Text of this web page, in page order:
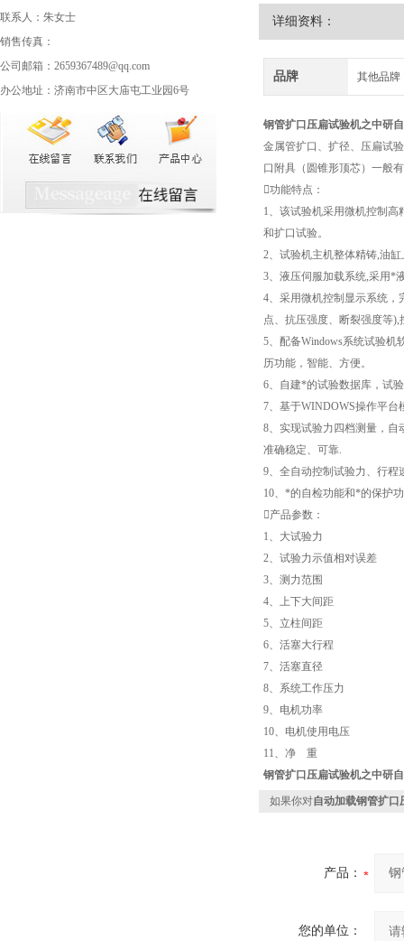
联系人：朱女士
销售传真：
公司邮箱：2659367489@qq.com
办公地址：济南市中区大庙屯工业园6号
详细资料：
品牌 其他品牌
钢管扩口压扁试验机之中研
金属管扩口、扩径、压扁试
口附具（圆锥形顶芯）一般
功能特点：
1、该试验机采用微机控制
和扩口试验。
2、试验机主机整体精铸,油
3、液压伺服加载系统,采用*
4、采用微机控制显示系统
点、抗压强度、断裂强度等
5、配备Windows系统试验
历功能，智能、方便。
6、自建*的试验数据库，试
7、基于WINDOWS操作平
8、实现试验力四档测量，自
准确稳定、可靠.
9、全自动控制试验力、行程
10、*的自检功能和*的保护
产品参数：
1、大试验力
2、试验力示值相对
3、测力范围
4、上下大间距
5、立柱间距
6、活塞大行程
7、活塞直径
8、系统工作压力
9、电机功率
10、电机使用电
11、净 重 约
钢管扩口压扁试验机之中研
如果你对自动加载钢管扩口
产品：
您的单位：